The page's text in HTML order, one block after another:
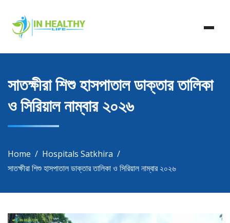
content
In Healthy Life
In Healthy Life, Healthy Life, Health Life, Doctor List,
Doctor Listing
সাতক্ষীরা শিশু হাসপাতাল ডাক্তার তালিকা
ও সিরিয়াল নাম্বার ২০২৬
Home
Hospitals Satkhira
সাতক্ষীরা শিশু হাসপাতাল ডাক্তার তালিকা ও সিরিয়াল নাম্বার ২০২৬